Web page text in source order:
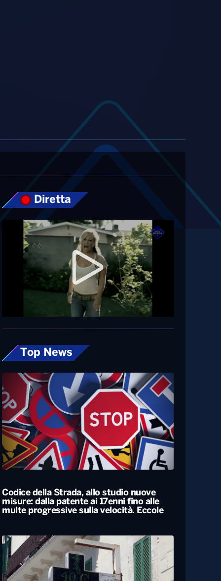
Diretta
Top News
Codice della Strada, allo studio nuove
misure: dalla patente ai 17enni fino alle
multe progressive sulla velocità. Eccole